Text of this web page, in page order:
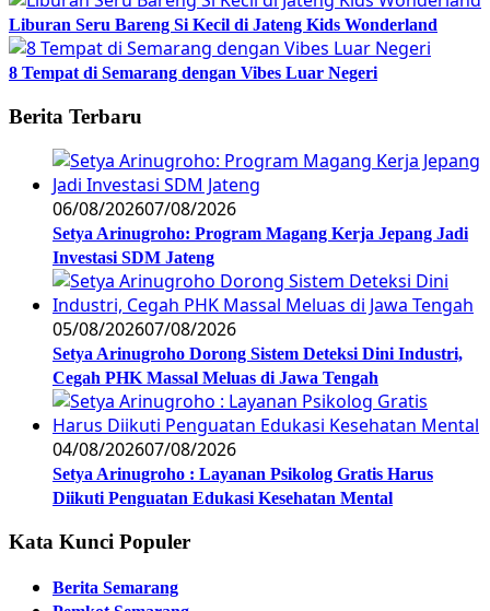
Liburan Seru Bareng Si Kecil di Jateng Kids Wonderland
8 Tempat di Semarang dengan Vibes Luar Negeri
Berita Terbaru
06/08/202607/08/2026
Setya Arinugroho: Program Magang Kerja Jepang Jadi
Investasi SDM Jateng
05/08/202607/08/2026
Setya Arinugroho Dorong Sistem Deteksi Dini Industri,
Cegah PHK Massal Meluas di Jawa Tengah
04/08/202607/08/2026
Setya Arinugroho : Layanan Psikolog Gratis Harus
Diikuti Penguatan Edukasi Kesehatan Mental
Kata Kunci Populer
Berita Semarang